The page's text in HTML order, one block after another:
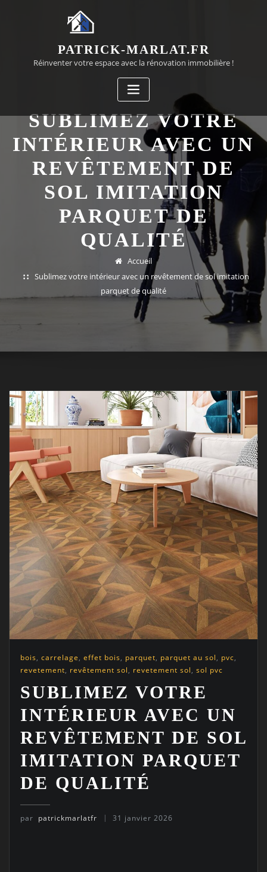
PATRICK-MARLAT.FR
Réinventer votre espace avec la rénovation immobilière !
SUBLIMEZ VOTRE
INTÉRIEUR AVEC UN
REVÊTEMENT DE
SOL IMITATION
PARQUET DE
QUALITÉ
Accueil
Sublimez votre intérieur avec un revêtement de sol imitation
parquet de qualité
bois, carrelage, effet bois, parquet, parquet au sol, pvc,
revetement, revêtement sol, revetement sol, sol pvc
SUBLIMEZ VOTRE
INTÉRIEUR AVEC UN
REVÊTEMENT DE SOL
IMITATION PARQUET
DE QUALITÉ
par patrickmarlatfr 31 janvier 2026